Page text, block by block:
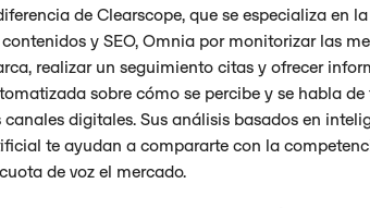
de Clearscope, que se especializa en
y SEO, Omnia por monitorizar las
realizar un seguimiento citas y ofrecer
sobre cómo se percibe y se habla de
canales digitales. Sus análisis basados en
te ayudan a compararte con la
de voz el mercado.